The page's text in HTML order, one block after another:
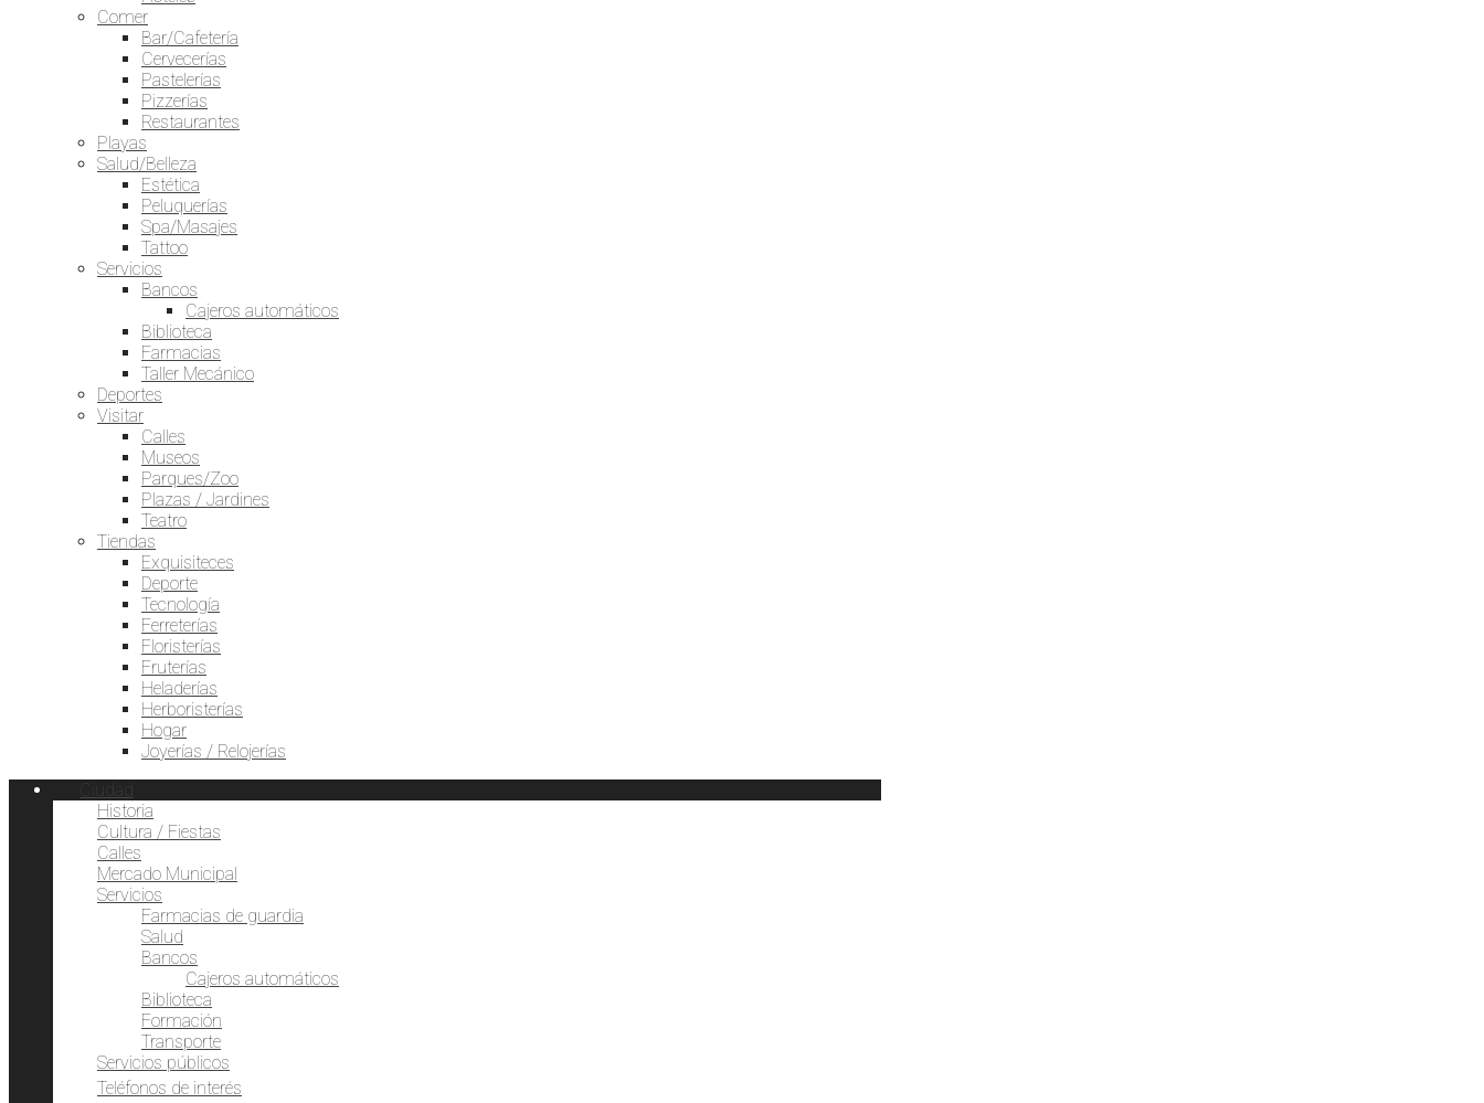
Comer
Bar/Cafetería
Cervecerías
Pastelerías
Pizzerías
Restaurantes
Playas
Salud/Belleza
Estética
Peluquerías
Spa/Masajes
Tattoo
Servicios
Bancos
Cajeros automáticos
Biblioteca
Farmacias
Taller Mecánico
Deportes
Visitar
Calles
Museos
Parques/Zoo
Plazas / Jardines
Teatro
Tiendas
Exquisiteces
Deporte
Tecnología
Ferreterías
Floristerías
Fruterías
Heladerías
Herboristerías
Hogar
Joyerías / Relojerías
Ciudad
Historia
Cultura / Fiestas
Calles
Mercado Municipal
Servicios
Farmacias de guardia
Salud
Bancos
Cajeros automáticos
Biblioteca
Formación
Transporte
Servicios públicos
Teléfonos de interés